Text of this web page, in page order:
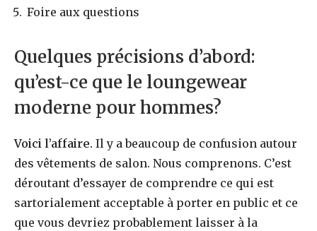
Foire aux questions
Quelques précisions d’abord:
qu’est-ce que le loungewear
moderne pour hommes?
Voici l’affaire. Il y a beaucoup de confusion autour
des vêtements de salon. Nous comprenons. C’est
déroutant d’essayer de comprendre ce qui est
sartorialement acceptable à porter en public et ce
que vous devriez probablement laisser à la